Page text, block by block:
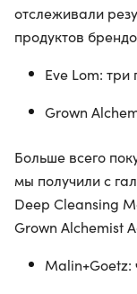
отслеживали
продуктов
Eve Lom: три
Grown
Больше всего
мы получили с
Deep Cleansing
Grown Alchemist
Malin+Goetz: